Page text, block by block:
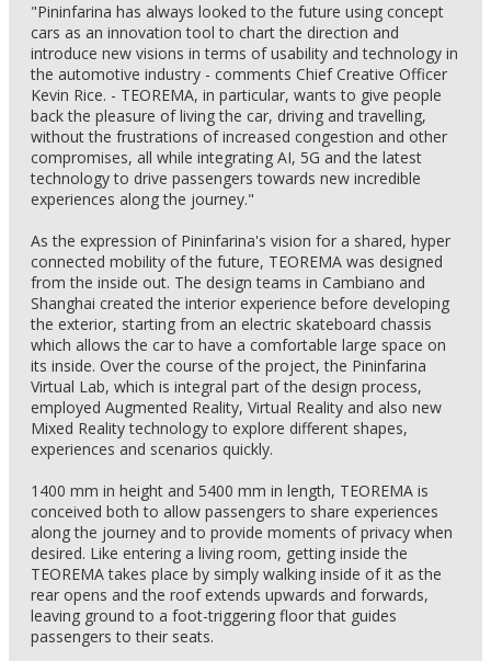
"Pininfarina has always looked to the future using concept
cars as an innovation tool to chart the direction and
introduce new visions in terms of usability and technology in
the automotive industry - comments Chief Creative Officer
Kevin Rice. - TEOREMA, in particular, wants to give people
back the pleasure of living the car, driving and travelling,
without the frustrations of increased congestion and other
compromises, all while integrating AI, 5G and the latest
technology to drive passengers towards new incredible
experiences along the journey."
As the expression of Pininfarina's vision for a shared, hyper
connected mobility of the future, TEOREMA was designed
from the inside out. The design teams in Cambiano and
Shanghai created the interior experience before developing
the exterior, starting from an electric skateboard chassis
which allows the car to have a comfortable large space on
its inside. Over the course of the project, the Pininfarina
Virtual Lab, which is integral part of the design process,
employed Augmented Reality, Virtual Reality and also new
Mixed Reality technology to explore different shapes,
experiences and scenarios quickly.
1400 mm in height and 5400 mm in length, TEOREMA is
conceived both to allow passengers to share experiences
along the journey and to provide moments of privacy when
desired. Like entering a living room, getting inside the
TEOREMA takes place by simply walking inside of it as the
rear opens and the roof extends upwards and forwards,
leaving ground to a foot-triggering floor that guides
passengers to their seats.